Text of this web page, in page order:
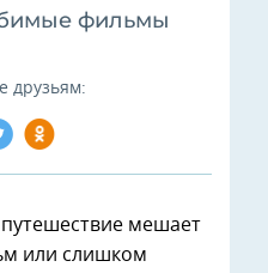
фильмы
друзьям:
мешает
или слишком